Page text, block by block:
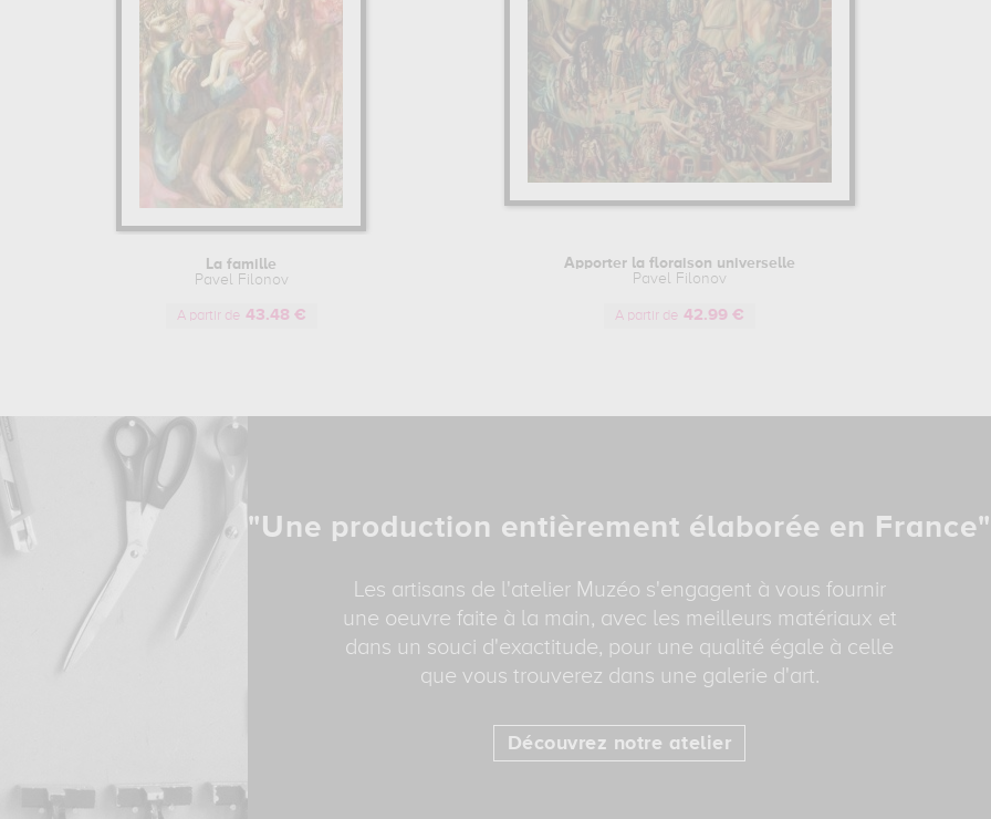
La famille
Pavel Filonov
A partir de 43.48 €
Apporter la floraison universelle
Pavel Filonov
A partir de 42.99 €
"Une production entièrement élaborée en France"
Les artisans de l'atelier Muzéo s'engagent à vous fournir
une oeuvre faite à la main, avec les meilleurs matériaux et
dans un souci d'exactitude, pour une qualité égale à celle
que vous trouverez dans une galerie d'art.
Découvrez notre atelier